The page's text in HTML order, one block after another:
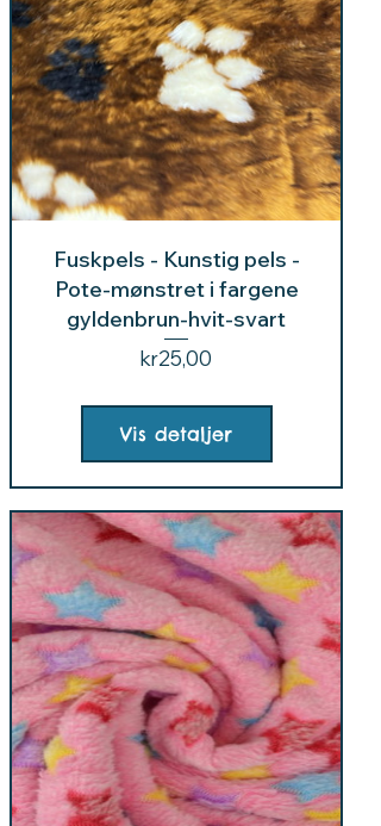
Fuskpels - Kunstig pels -
Pote-mønstret i fargene
gyldenbrun-hvit-svart
kr25,00
Vis detaljer